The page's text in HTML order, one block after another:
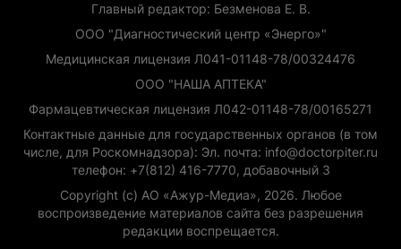
Главный редактор: Безменова Е. В.
ООО "Диагностический центр «Энерго»"
Медицинская лицензия Л041-01148-78/00324476
ООО "НАША АПТЕКА"
Фармацевтическая лицензия Л042-01148-78/00165271
Контактные данные для государственных органов (в том
числе, для Роскомнадзора): Эл. почта: info@doctorpiter.ru
телефон: +7(812) 416-7770, добавочный 3
Copyright (с) АО «Ажур-Медиа», 2026. Любое
воспроизведение материалов сайта без разрешения
редакции воспрещается.